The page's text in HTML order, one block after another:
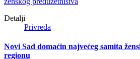
Detalji
Privreda
Novi Sad domaćin najvećeg samita
regionu